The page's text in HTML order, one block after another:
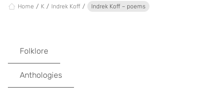
Home K Indrek Koff Indrek Koff – poems
Folklore
Anthologies